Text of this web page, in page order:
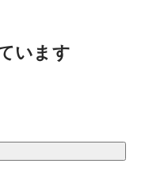
for
AI」
います